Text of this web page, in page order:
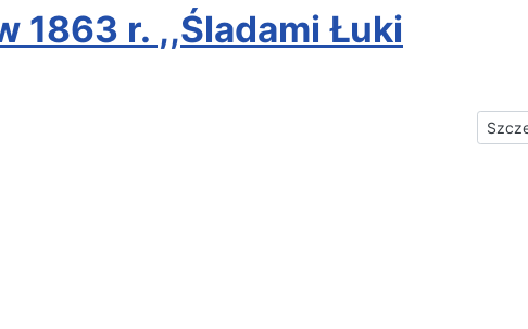
1863 r. ,,Śladami Łuki